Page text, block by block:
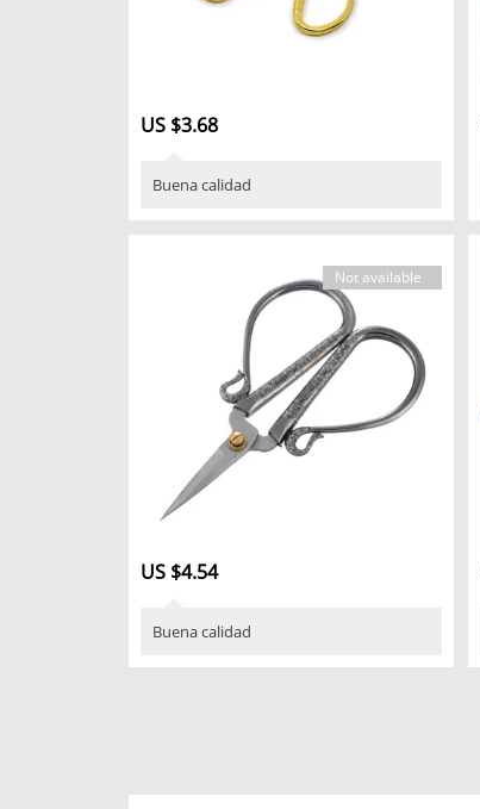
US $3.68
Buena calidad
Not available
US $4.54
Buena calidad